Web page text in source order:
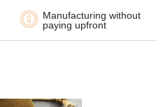
Manufacturing without
paying upfront